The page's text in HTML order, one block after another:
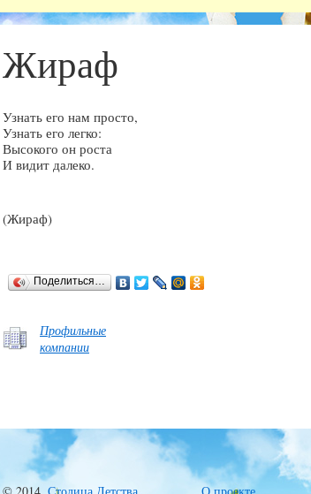
Жираф
Узнать его нам просто,
Узнать его легко:
Высокого он роста
И видит далеко.
(Жираф)
Поделиться…
Профильные
компании